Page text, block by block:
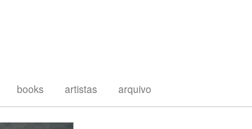
books artistas arquivo